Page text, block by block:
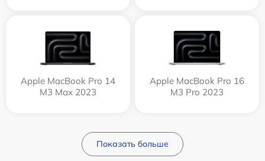
Apple MacBook Pro 14
M3 Max 2023
Apple MacBook Pro 16
M3 Pro 2023
Показать больше